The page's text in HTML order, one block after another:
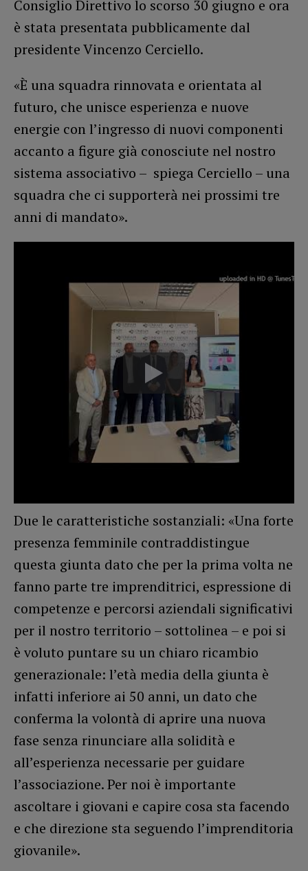
Consiglio Direttivo lo scorso 30 giugno e ora
è stata presentata pubblicamente dal
presidente Vincenzo Cerciello.
«È una squadra rinnovata e orientata al
futuro, che unisce esperienza e nuove
energie con l’ingresso di nuovi componenti
accanto a figure già conosciute nel nostro
sistema associativo – spiega Cerciello – una
squadra che ci supporterà nei prossimi tre
anni di mandato».
Due le caratteristiche sostanziali: «Una forte
presenza femminile contraddistingue
questa giunta dato che per la prima volta ne
fanno parte tre imprenditrici, espressione di
competenze e percorsi aziendali significativi
per il nostro territorio – sottolinea – e poi si
è voluto puntare su un chiaro ricambio
generazionale: l’età media della giunta è
infatti inferiore ai 50 anni, un dato che
conferma la volontà di aprire una nuova
fase senza rinunciare alla solidità e
all’esperienza necessarie per guidare
l’associazione. Per noi è importante
ascoltare i giovani e capire cosa sta facendo
e che direzione sta seguendo l’imprenditoria
giovanile».